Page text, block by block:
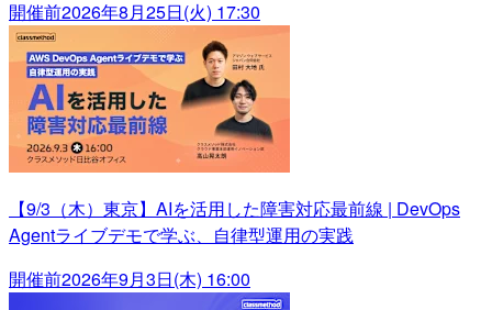
開催前2026年8月25日(火) 17:30
【9/3（木）東京】AIを活用した障害対応最前線 | DevOps
Agentライブデモで学ぶ、自律型運用の実践
開催前2026年9月3日(木) 16:00